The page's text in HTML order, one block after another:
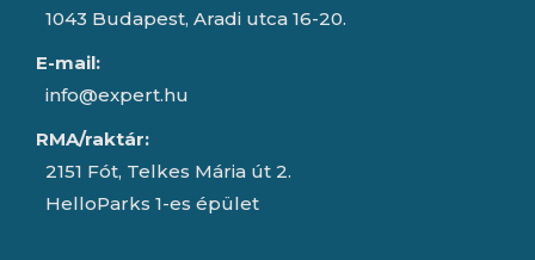
1043 Budapest, Aradi utca 16-20.
E-mail:
info@expert.hu
RMA/raktár:
2151 Fót, Telkes Mária út 2.
HelloParks 1-es épület